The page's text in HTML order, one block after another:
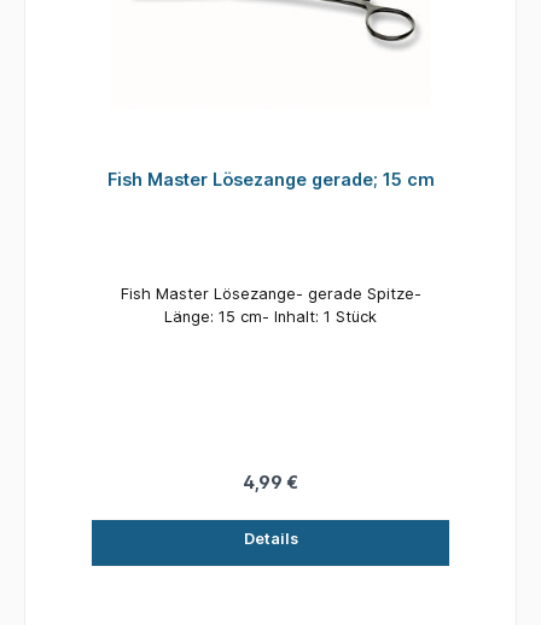
Fish Master Lösezange gerade; 15 cm
Fish Master Lösezange- gerade Spitze-
Länge: 15 cm- Inhalt: 1 Stück
4,99 €
Details